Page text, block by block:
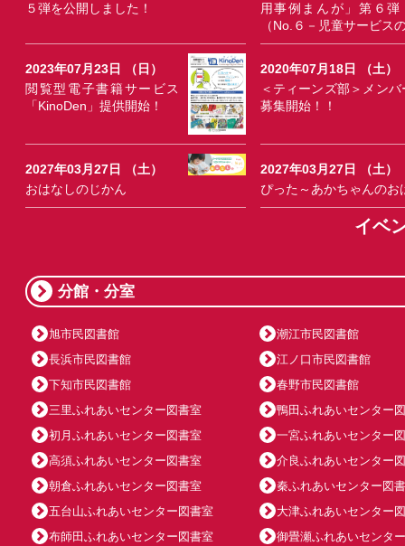
５弾を公開しました！
用事例まんが」第６弾
（No.６－児童サービス
2023年07月23日 （日）
閲覧型電子書籍サービス
「KinoDen」提供開始！
2020年07月18日 （土）
＜ティーンズ部＞メンバ
募集開始！！
2027年03月27日 （土）
おはなしのじかん
2027年03月27日 （土）
ぴった～あかちゃんのお
イベ
分館・分室
旭市民図書館
潮江市民図書館
長浜市民図書館
江ノ口市民図書館
下知市民図書館
春野市民図書館
三里ふれあいセンター図書室
鴨田ふれあいセンター
初月ふれあいセンター図書室
一宮ふれあいセンター
高須ふれあいセンター図書室
介良ふれあいセンター
朝倉ふれあいセンター図書室
秦ふれあいセンター図
五台山ふれあいセンター図書室
大津ふれあいセンター
布師田ふれあいセンター図書室
御畳瀬ふれあいセンタ